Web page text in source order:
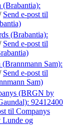
(Brabantia):
Send e-post til
(Brabantia):
Send e-post til
Sam):
Send e-post til
Sam)
(BRGN by
92412400
til Companys
og